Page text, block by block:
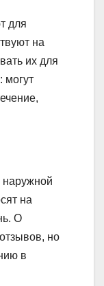
для
на
их для
могут
на
О
но
в